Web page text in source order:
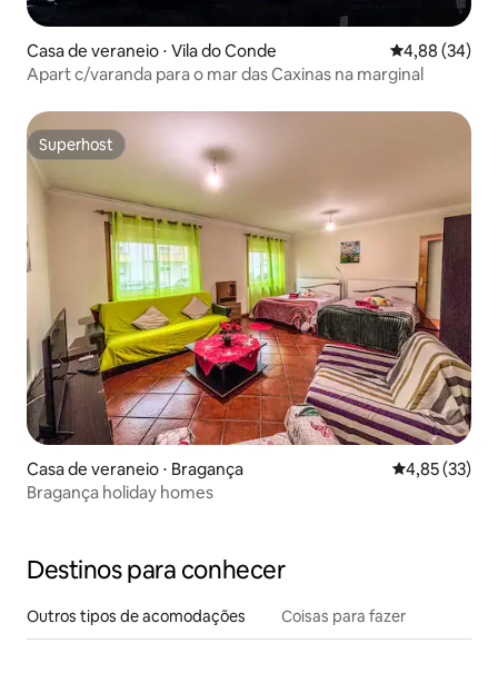
Casa de veraneio ⋅ Vila do Conde 4,88 de uma
4,88 (34)
Apart c/varanda para o mar das Caxinas na marginal
Superhost
Superhost
Casa de veraneio ⋅ Bragança 4,85 de uma
4,85 (33)
Bragança holiday homes
Destinos para conhecer
Outros tipos de acomodações Coisas para fazer